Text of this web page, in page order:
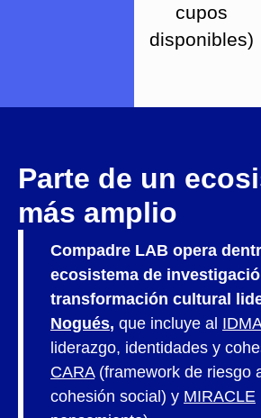
cupos
disponibles)
Parte de un
más amplio
Compadre LAB opera
ecosistema de
transformación cultural
Nogués, que incluye al
liderazgo, identidades y
CARA(framework de riesgo
cohesión social) y MIRACLE